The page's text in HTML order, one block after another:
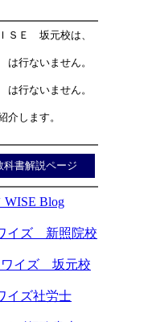
Ｅ 坂元校は、
行ないません。
行ないません。
介します。
書解説ページ
WISE Blog
イズ 新照院校
イズ 坂元校
イズ社労士